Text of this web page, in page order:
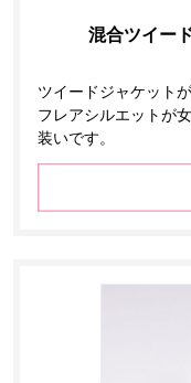
混合ツイー
ツイードジャケット
フレアシルエットが
装いです。